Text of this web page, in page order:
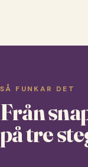
SÅ FUNKAR DET
Från
på tre